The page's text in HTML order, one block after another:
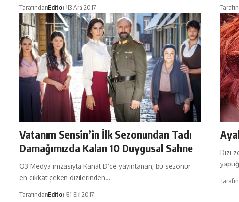
TarafındanEditör 13 Ara 2017
Vatanım Sensin’in İlk Sezonundan Tadı
Damağımızda Kalan 10 Duygusal Sahne
O3 Medya imzasıyla Kanal D’de yayınlanan, bu sezonun
en dikkat çeken dizilerinden…
TarafındanEditör 31 Eki 2017
Dizi